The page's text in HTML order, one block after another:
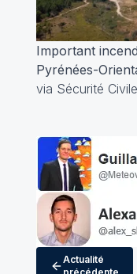
Important
Pyrénées-
via Sécurité Civile
Actualité